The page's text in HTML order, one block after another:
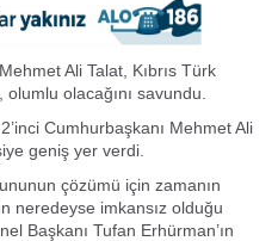
Ali Talat, Kıbrıs Türk
olacağını savundu.
Cumhurbaşkanı Mehmet Ali
geniş yer verdi.
çözümü için zamanın
neredeyse imkansız olduğu
Başkanı Tufan Erhürman’ın